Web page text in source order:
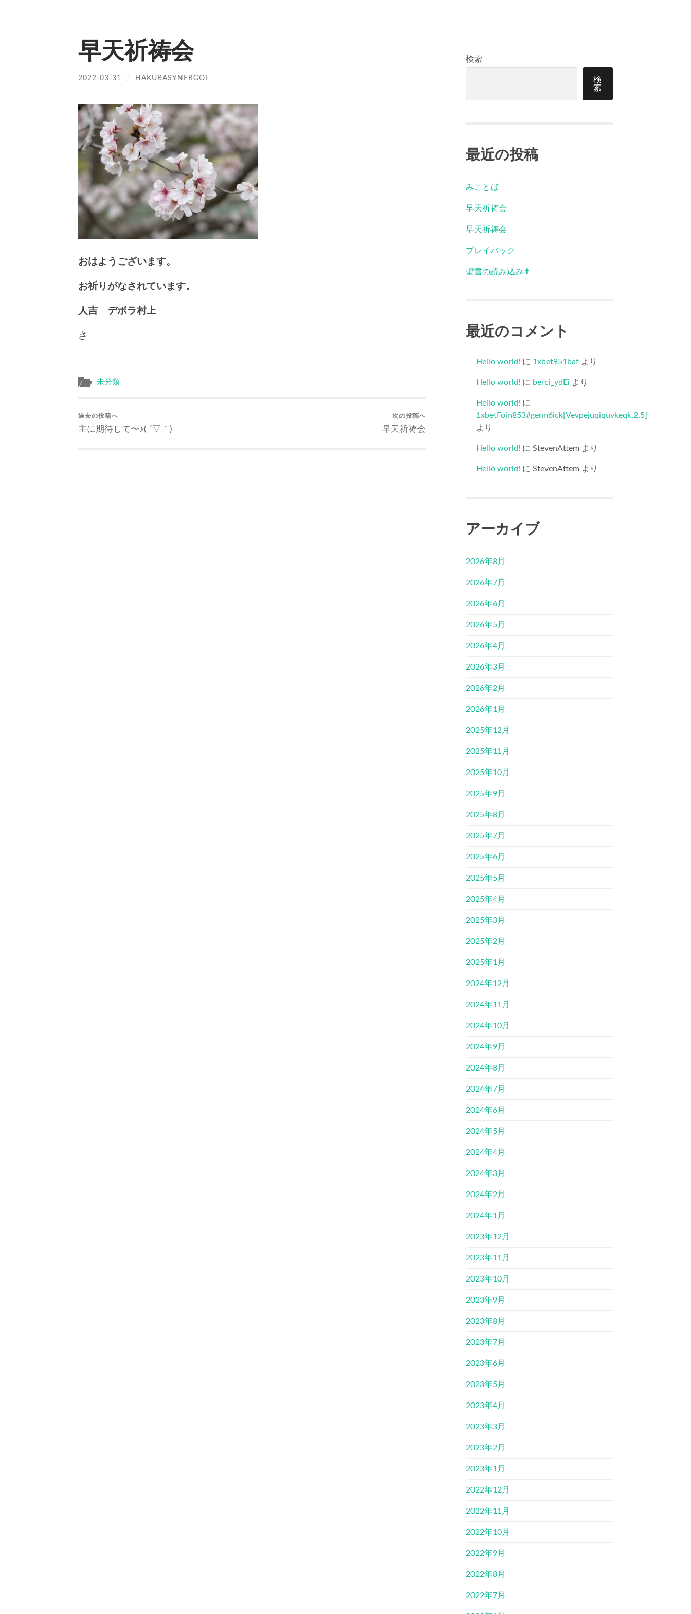
早天祈祷会
2022-03-31 / HAKUBASYNERGOI
おはようございます。
お祈りがなされています。
人吉 デボラ村上
さ
未分類
過去の投稿へ
主に期待して〜♪( ´▽｀)
次の投稿へ
早天祈祷会
検索
検
索
最近の投稿
みことば
早天祈祷会
早天祈祷会
プレイバック
聖書の読み込み✝️
最近のコメント
Hello world! に 1xbet951baf より
Hello world! に berci_ydEi より
Hello world! に
1xbetFoin853#genn6ick[Vevpejuqiquvkeqk,2,5]
より
Hello world! に StevenAttem より
Hello world! に StevenAttem より
アーカイブ
2026年8月
2026年7月
2026年6月
2026年5月
2026年4月
2026年3月
2026年2月
2026年1月
2025年12月
2025年11月
2025年10月
2025年9月
2025年8月
2025年7月
2025年6月
2025年5月
2025年4月
2025年3月
2025年2月
2025年1月
2024年12月
2024年11月
2024年10月
2024年9月
2024年8月
2024年7月
2024年6月
2024年5月
2024年4月
2024年3月
2024年2月
2024年1月
2023年12月
2023年11月
2023年10月
2023年9月
2023年8月
2023年7月
2023年6月
2023年5月
2023年4月
2023年3月
2023年2月
2023年1月
2022年12月
2022年11月
2022年10月
2022年9月
2022年8月
2022年7月